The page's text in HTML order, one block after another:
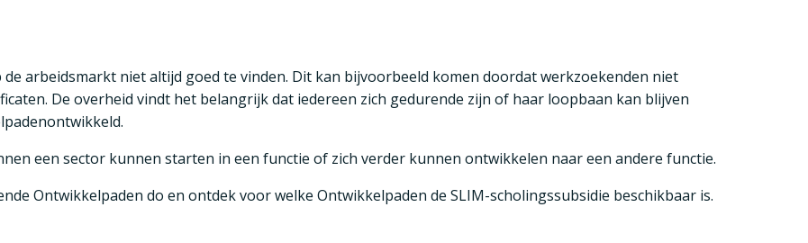
arbeidsmarkt niet altijd goed te vinden. Dit kan bijvoorbeeld komen doordat werkzoekenden niet
De overheid vindt het belangrijk dat iedereen zich gedurende zijn of haar loopbaan kan blijven
ontwikkeld.
een sector kunnen starten in een functie of zich verder kunnen ontwikkelen naar een andere functie.
Ontwikkelpaden do en ontdek voor welke Ontwikkelpaden de SLIM-scholingssubsidie beschikbaar is.